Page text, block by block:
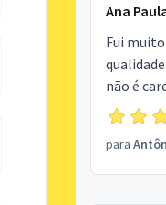
Ana
Fui
não é
para